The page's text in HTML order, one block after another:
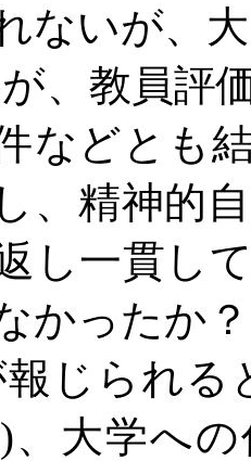
ないが、
が、教員
などとも
、精神的
し一貫し
かったか？
じられる
、大学へ